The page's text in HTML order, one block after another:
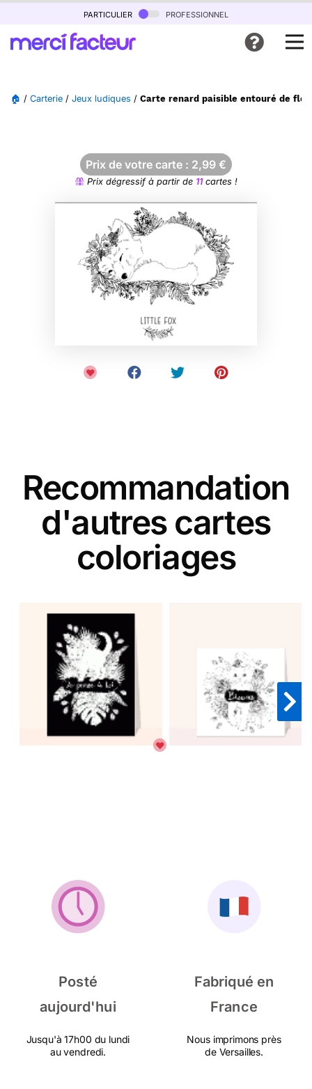
particulier professionnel
🏠 / Carterie / Jeux ludiques / Carte renard paisible entouré de
Prix de votre carte : 2,99 €
Prix dégressif à partir de 11cartes !
Recommandation
d'autres cartes
coloriages
Posté
aujourd'hui
Jusqu'à 17h00 du lundi
au vendredi.
Fabriqué en
France
Nous imprimons près
de Versailles.